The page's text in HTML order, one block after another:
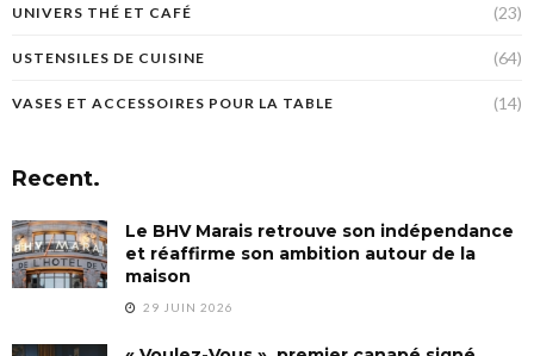
UNIVERS THÉ ET CAFÉ (23)
USTENSILES DE CUISINE (64)
VASES ET ACCESSOIRES POUR LA TABLE (14)
Recent.
Le BHV Marais retrouve son indépendance
et réaffirme son ambition autour de la
maison
29 JUIN 2026